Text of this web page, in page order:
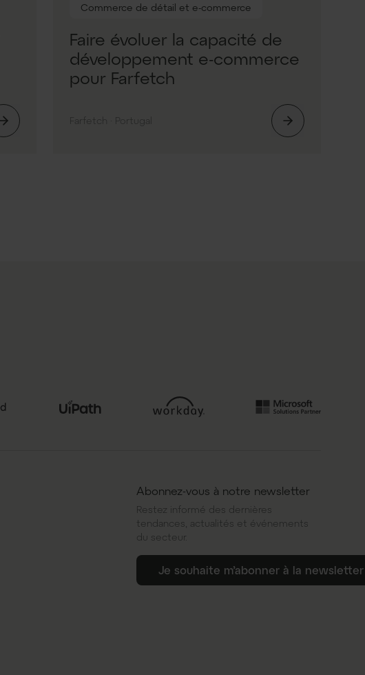
Commerce de détail et e-commerce
Faire évoluer la capacité de
développement e-commerce
pour Farfetch
Farfetch · Portugal
Abonnez-vous à notre newsletter
Restez informé des dernières
tendances, actualités et événements
du secteur.
Je souhaite m’abonner à la newsletter